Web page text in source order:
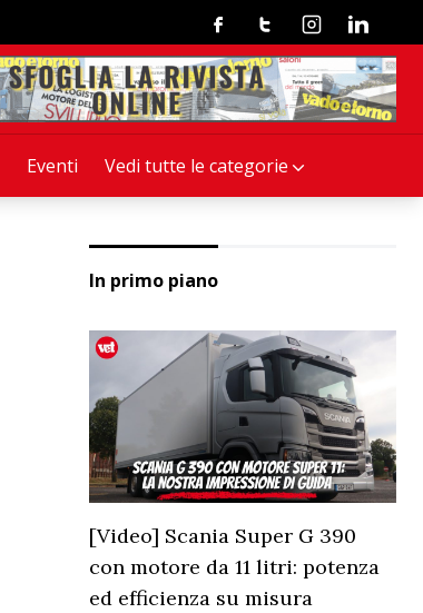
Eventi Vedi tutte le categorie
FacebookTwitterInstagramLinkedin
In primo piano
[Video] Scania Super G 390
con motore da 11 litri: potenza
ed efficienza su misura